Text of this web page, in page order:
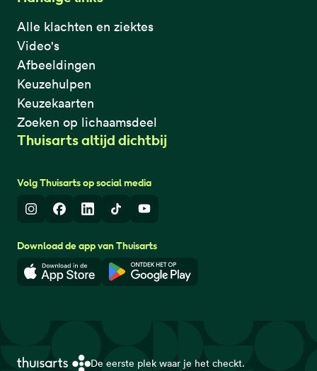
Alle klachten en ziektes
Video's
Afbeeldingen
Keuzehulpen
Keuzekaarten
Zoeken op lichaamsdeel
Thuisarts altijd dichtbij
Volg Thuisarts op social media
InstagramFacebook
LinkedInTikTokYoutube
Download de app van Thuisarts
Download in de App StoreDownload in de Google Play
De eerste plek waar je het checkt.